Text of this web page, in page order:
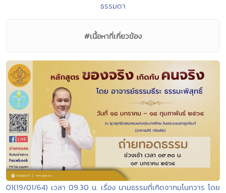
ธรรมดา
#เนื้อหาที่เกี่ยวข้อง
01(19/01/64) เวลา 09.30 น. เรื่อง นามธรรมที่เกิดจากมโนทวาร โดย